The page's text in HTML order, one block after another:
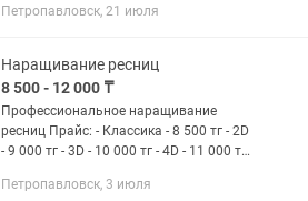
Петропавловск, 21 июля
Наращивание ресниц
8 500 - 12 000 ₸
Профессиональное наращивание
ресниц Прайс: - Классика - 8 500 тг - 2D
- 9 000 тг - 3D - 10 000 тг - 4D - 11 000 тг
000 тг — Лучики — 12 000 тг — Нижние
Петропавловск, 3 июля